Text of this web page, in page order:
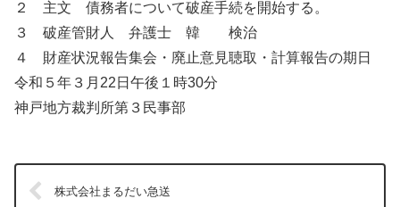
２ 主文 債務者について破産手続を開始する。
３ 破産管財人 弁護士 韓 検治
４ 財産状況報告集会・廃止意見聴取・計算報告の期日
令和５年３月22日午後１時30分
神戸地方裁判所第３民事部
株式会社まるだい急送